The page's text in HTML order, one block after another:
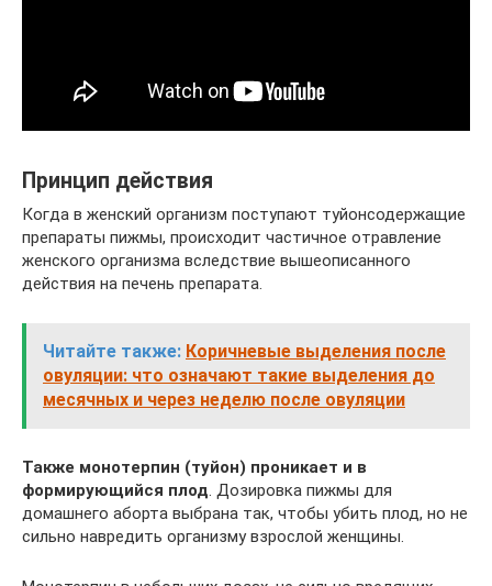
Принцип действия
Когда в женский организм поступают туйонсодержащие
препараты пижмы, происходит частичное отравление
женского организма вследствие вышеописанного
действия на печень препарата.
Читайте также: Коричневые выделения после
овуляции: что означают такие выделения до
месячных и через неделю после овуляции
Также монотерпин (туйон) проникает и в
формирующийся плод . Дозировка пижмы для
домашнего аборта выбрана так, чтобы убить плод, но не
сильно навредить организму взрослой женщины.